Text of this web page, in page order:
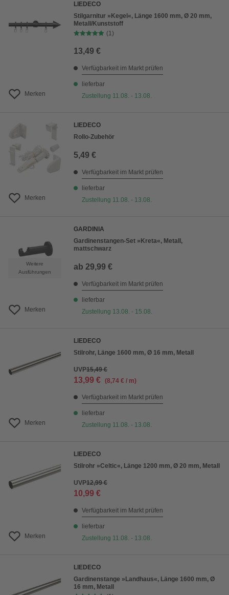
Merken
LIEDECO
Stilgarnitur »Kegel«, Länge 1600 mm, Ø 20 mm,
Metall/Kunststoff
(1)
13,49 €
Verfügbarkeit im Markt prüfen
lieferbar
Zustellung 11.08. - 13.08.
Merken
LIEDECO
Rollo-Zubehör
5,49 €
Verfügbarkeit im Markt prüfen
lieferbar
Zustellung 11.08. - 13.08.
Weitere
Ausführungen
Merken
GARDINIA
Gardinenstangen-Set »Kreta«, Metall,
mattschwarz
ab 29,99 €
Verfügbarkeit im Markt prüfen
lieferbar
Zustellung 13.08. - 15.08.
Merken
LIEDECO
Stilrohr, Länge 1600 mm, Ø 16 mm, Metall
UVP15,49 €
13,99 € (8,74 € / m)
Verfügbarkeit im Markt prüfen
lieferbar
Zustellung 11.08. - 13.08.
Merken
LIEDECO
Stilrohr »Celtic«, Länge 1200 mm, Ø 20 mm, Metall
UVP12,99 €
10,99 €
Verfügbarkeit im Markt prüfen
lieferbar
Zustellung 11.08. - 13.08.
LIEDECO
Gardinenstange »Landhaus«, Länge 1600 mm, Ø
16 mm, Metall